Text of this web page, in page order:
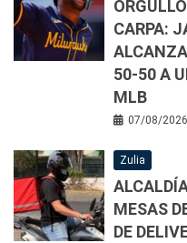
CARPA:
50-50 A
MLB
07/08/2026
Zulia
MESAS
DE